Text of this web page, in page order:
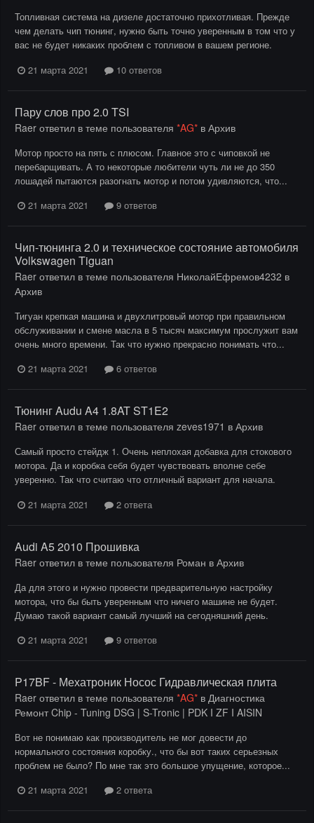
Топливная система на дизеле достаточно прихотливая. Прежде
чем делать чип тюнинг, нужно быть точно уверенным в том что у
вас не будет никаких проблем с топливом в вашем регионе.
21 марта 2021
10 ответов
Пару слов про 2.0 TSI
Raer ответил в теме пользователя *AG* в Архив
Мотор просто на пять с плюсом. Главное это с чиповкой не
перебарщивать. А то некоторые любители чуть ли не до 350
лошадей пытаются разогнать мотор и потом удивляются, что...
21 марта 2021
9 ответов
Чип-тюнинга 2.0 и техническое состояние автомобиля
Volkswagen Tiguan
Raer ответил в теме пользователя НиколайЕфремов4232 в
Архив
Тигуан крепкая машина и двухлитровый мотор при правильном
обслуживании и смене масла в 5 тысяч максимум прослужит вам
очень много времени. Так что нужно прекрасно понимать что...
21 марта 2021
6 ответов
Тюнинг Audu A4 1.8AT ST1E2
Raer ответил в теме пользователя zeves1971 в Архив
Самый просто стейдж 1. Очень неплохая добавка для стокового
мотора. Да и коробка себя будет чувствовать вполне себе
уверенно. Так что считаю что отличный вариант для начала.
21 марта 2021
2 ответа
Audi A5 2010 Прошивка
Raer ответил в теме пользователя Роман в Архив
Да для этого и нужно провести предварительную настройку
мотора, что бы быть уверенным что ничего машине не будет.
Думаю такой вариант самый лучший на сегодняшний день.
21 марта 2021
9 ответов
P17BF - Мехатроник Носос Гидравлическая плита
Raer ответил в теме пользователя *AG* в Диагностика
Ремонт Chip - Tuning DSG | S-Tronic | PDK I ZF I AISIN
Вот не понимаю как производитель не мог довести до
нормального состояния коробку., что бы вот таких серьезных
проблем не было? По мне так это большое упущение, которое...
21 марта 2021
2 ответа